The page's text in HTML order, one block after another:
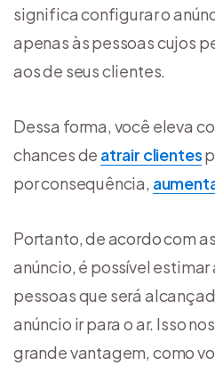
significa configurar o
apenas às pessoas cujos
aos de seus clientes.
Dessa forma, você eleva
chances de atrair clientes
por consequência,
Portanto, de acordo com
anúncio, é possível
pessoas que será
anúncio ir para o ar. Isso
grande vantagem, como